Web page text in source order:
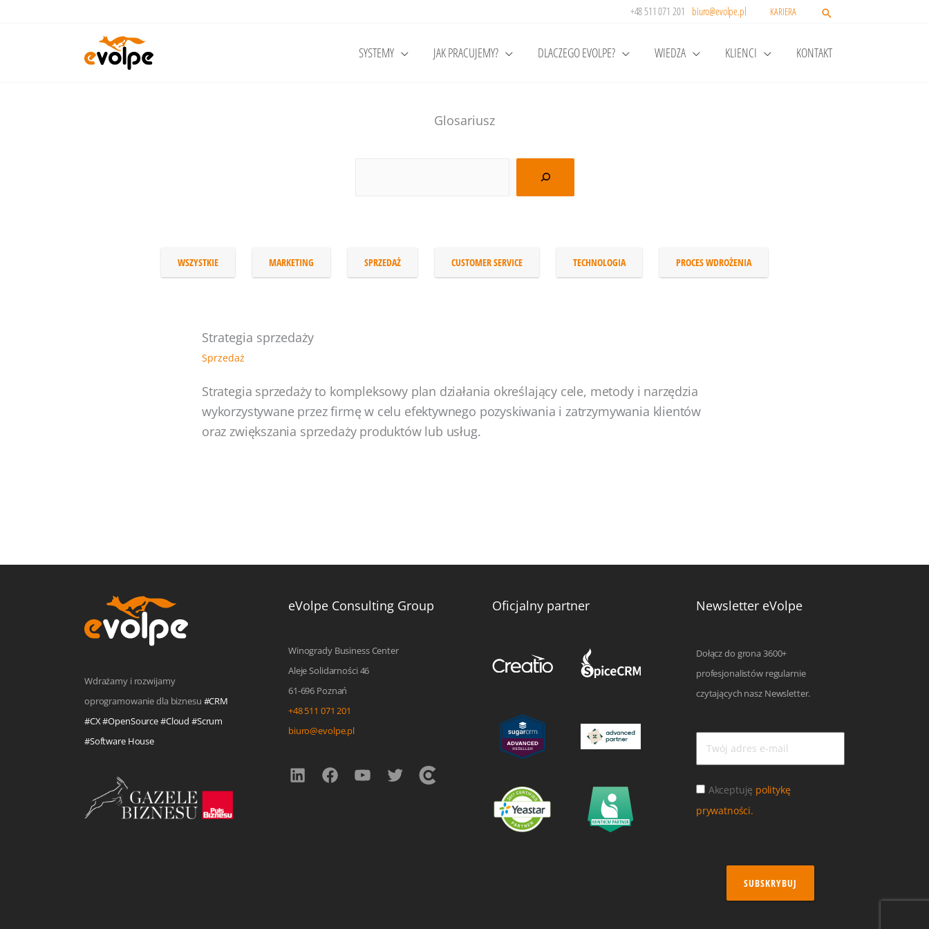
+48 511 071 201 biuro@evolpe.pl KARIERA
SYSTEMY JAK PRACUJEMY? DLACZEGO EVOLPE? WIEDZA KLIENCI KONTAKT
Glosariusz
WSZYSTKIE MARKETING SPRZEDAŻ CUSTOMER SERVICE TECHNOLOGIA PROCES WDROŻENIA
Strategia sprzedaży
Sprzedaż
Strategia sprzedaży to kompleksowy plan działania określający cele, metody i narzędzia
wykorzystywane przez firmę w celu efektywnego pozyskiwania i zatrzymywania klientów
oraz zwiększania sprzedaży produktów lub usług.
Wdrażamy i rozwijamy
oprogramowanie dla biznesu #CRM
#CX #OpenSource #Cloud #Scrum
#Software House
eVolpe Consulting Group
Winogrady Business Center
Aleje Solidarności 46
61-696 Poznań
+48 511 071 201
biuro@evolpe.pl
Oficjalny partner Newsletter eVolpe
Dołącz do grona 3600+
profesjonalistów regularnie
czytających nasz Newsletter.
Akceptuję politykę
prywatności.
SUBSKRYBUJ